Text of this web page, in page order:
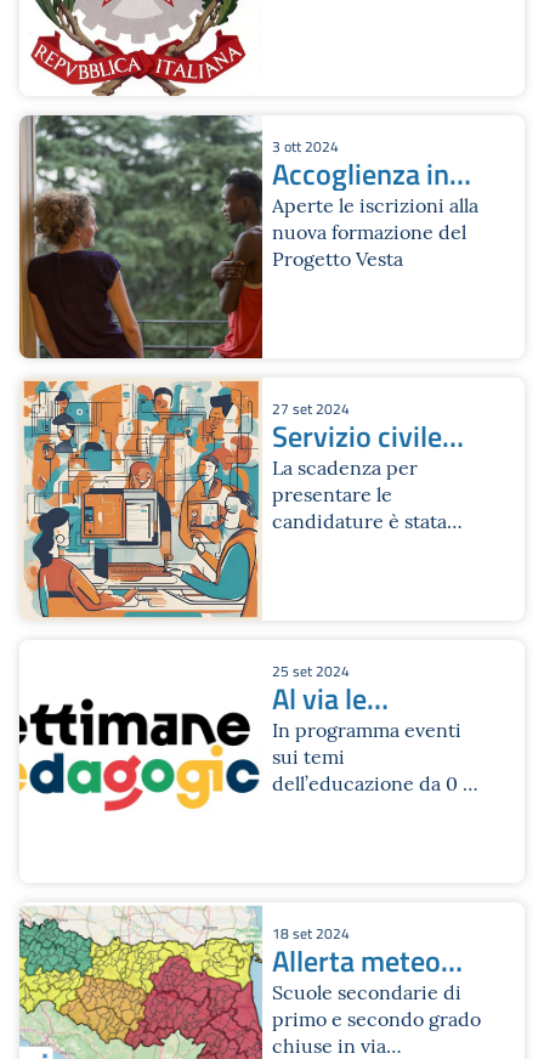
3 ott 2024
Accoglienza in
famiglia, affido
di minori soli e
affiancamento
Aperte le iscrizioni alla
nuova formazione del
Progetto Vesta
27 set 2024
Servizio civile
digitale 2024
La scadenza per
presentare le
candidature è stata
25 set 2024
Al via le
Settimane
Pedagogiche
2024
In programma eventi
sui temi
dell’educazione da 0 a
18 set 2024
Allerta meteo
per giovedì 19
settembre
Scuole secondarie di
primo e secondo grado
chiuse in via